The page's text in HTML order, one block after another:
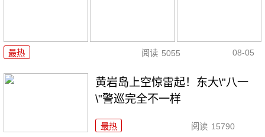
最热 阅读 5055 08-05
黄岩岛上空惊雷起！东大\"八一
\"警巡完全不一样
最热 阅读 15790